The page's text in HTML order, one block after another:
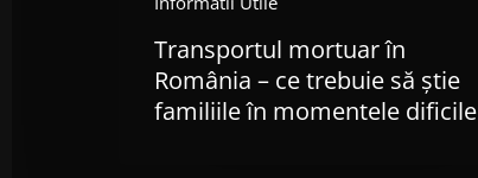
dificile
Transportul mortuar în
România – ce trebuie să știe
familiile în momentele dificile